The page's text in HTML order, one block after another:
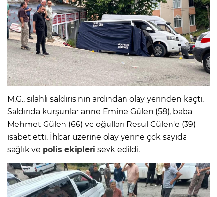
M.G., silahlı saldırısının ardından olay yerinden kaçtı.
Saldırıda kurşunlar anne Emine Gülen (58), baba
Mehmet Gülen (66) ve oğulları Resul Gülen'e (39)
isabet etti. İhbar üzerine olay yerine çok sayıda
sağlık ve polis ekipleri sevk edildi.